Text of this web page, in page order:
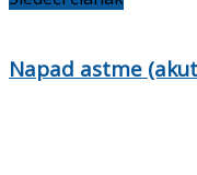
Napad astme